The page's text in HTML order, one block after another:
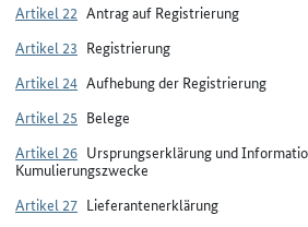
Artikel 22 Antrag auf Registrierung
Artikel 23 Registrierung
Artikel 24 Aufhebung der Registrierung
Artikel 25 Belege
Artikel 26 Ursprungserklärung und
Kumulierungszwecke
Artikel 27 Lieferantenerklärung